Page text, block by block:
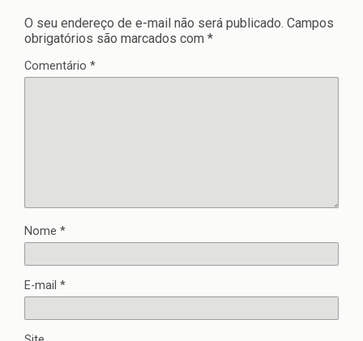
O seu endereço de e-mail não será publicado. Campos
obrigatórios são marcados com *
Comentário *
Nome *
E-mail *